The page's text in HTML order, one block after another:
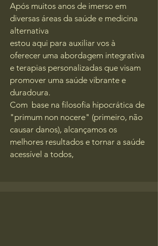
Após muitos anos de imerso em
diversas áreas da saúde e medicina
alternativa
estou aqui para auxiliar vos à
oferecer uma abordagem integrativa
e terapias personalizadas que visam
promover uma saúde vibrante e
duradoura.
Com base na filosofia hipocrática de
"primum non nocere" (primeiro, não
causar danos), alcançamos os
melhores resultados e tornar a saúde
acessível a todos,